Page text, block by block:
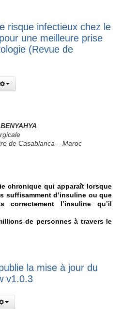
risque infectieux chez le
une meilleure prise
(Revue de
de Casablanca – Maroc
chronique qui apparaît lorsque
suffisamment d’insuline ou que
correctement l’insuline qu’il
de personnes à travers le
la mise à jour du
v1.0.3